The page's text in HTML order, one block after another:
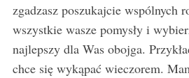
zgadzasz poszukajcie wspólnych
wszystkie wasze pomysły i
najlepszy dla Was obojga.
chce się wykąpać wieczorem.